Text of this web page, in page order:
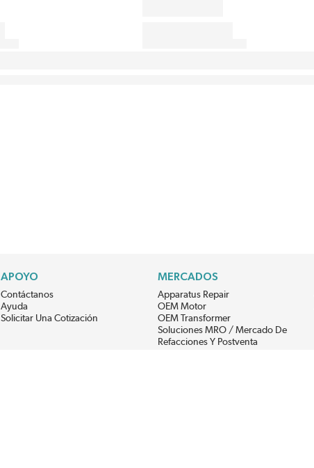
APOYO
Contáctanos
Ayuda
Solicitar Una Cotización
MERCADOS
Apparatus Repair
OEM Motor
OEM Transformer
Soluciones MRO / Mercado De
Refacciones Y Postventa